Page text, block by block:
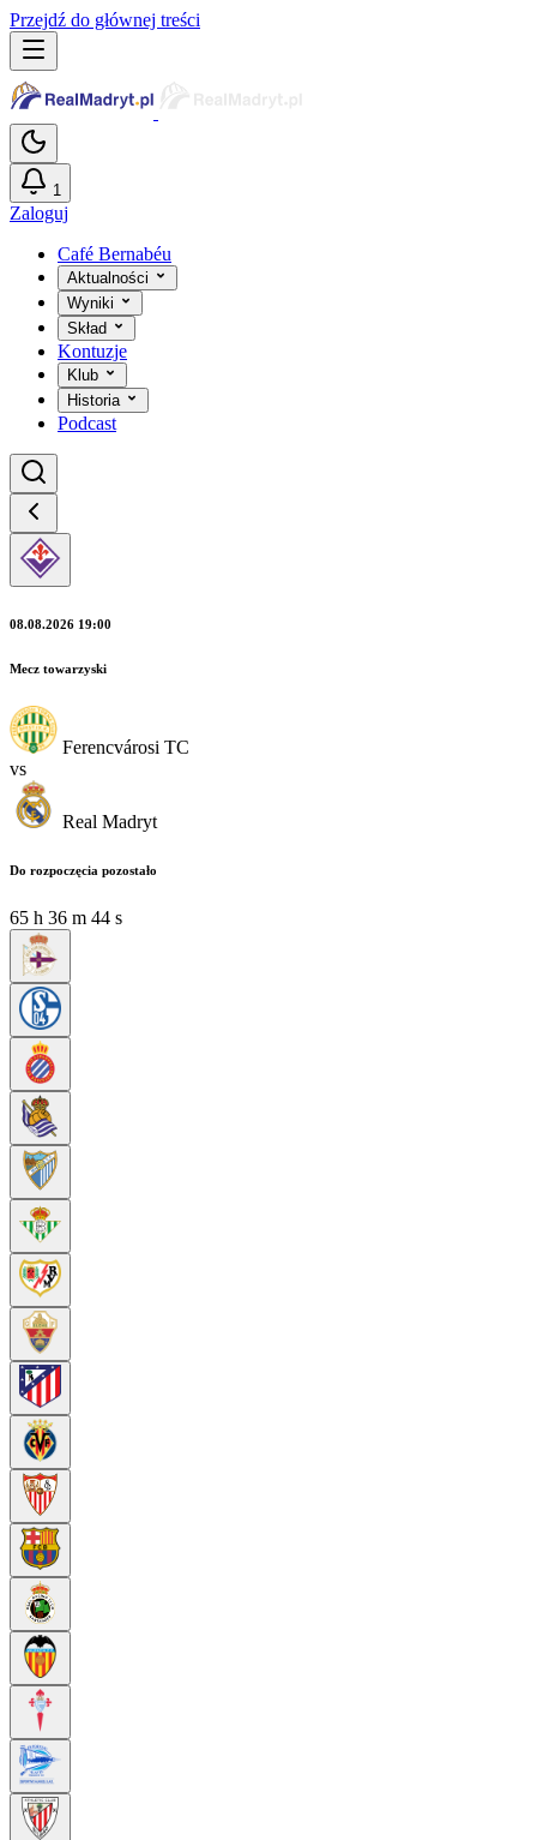
Przejdź do głównej treści
1
Zaloguj
Café Bernabéu
Aktualności
Wyniki
Skład
Kontuzje
Klub
Historia
Podcast
08.08.2026 19:00
Mecz towarzyski
Ferencvárosi TC
vs
Real Madryt
Do rozpoczęcia pozostało
65 h 36 m 44 s